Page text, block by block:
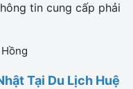
tin cung cấp phải
Tại Du Lịch Huệ